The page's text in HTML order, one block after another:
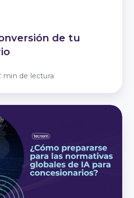
de tu
min de lectura